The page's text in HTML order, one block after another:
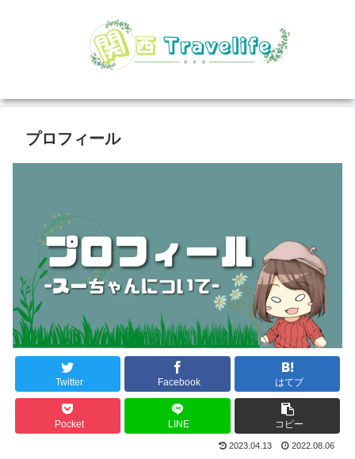
プロフィール
Twitter Facebook はてブ
Pocket LINE コピー
2023.04.13 2022.08.06